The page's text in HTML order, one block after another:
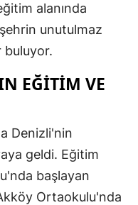
alanında
unutulmaz
buluyor.
EĞITIM VE
Denizli'nin
geldi. Eğitim
başlayan
Ortaokulu'nda